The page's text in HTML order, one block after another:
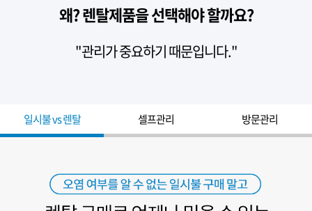
왜? 렌탈제품을 선택해야 할까요?
"관리가 중요하기 때문입니다."
일시불 vs 렌탈 셀프관리 방문관리